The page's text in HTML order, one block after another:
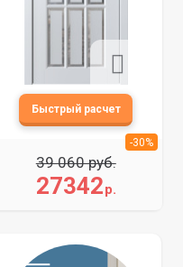
27342р.
39 060 руб.
-30%